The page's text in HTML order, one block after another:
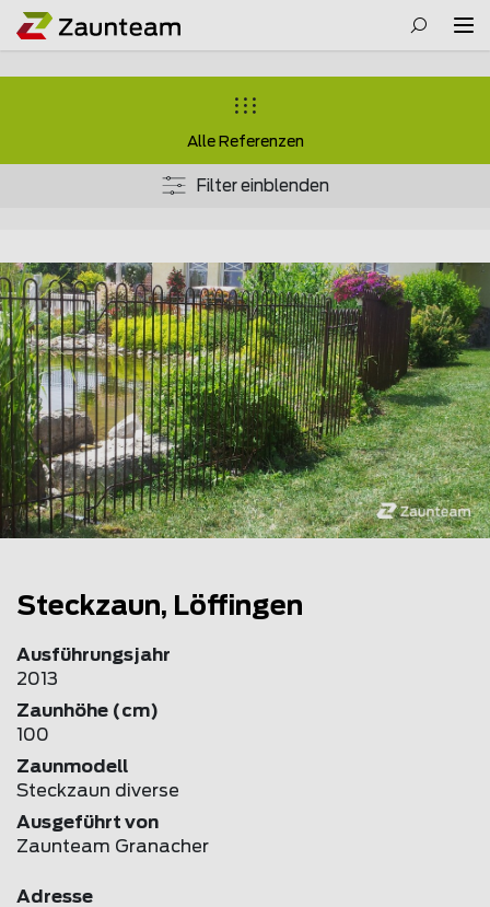
Alle Referenzen
Filter einblenden
Steckzaun, Löffingen
Ausführungsjahr
2013
Zaunhöhe (cm)
100
Zaunmodell
Steckzaun diverse
Ausgeführt von
Zaunteam Granacher
Adresse